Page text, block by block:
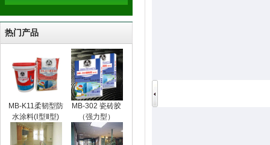
热门产品
MB-K11柔韧型防
水涂料(Ⅰ型Ⅱ型)
MB-302 瓷砖胶
（强力型）